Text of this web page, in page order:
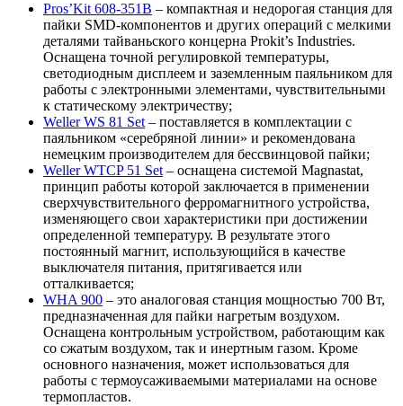
Pros’Kit 608-351B – компактная и недорогая станция для
пайки SMD-компонентов и других операций с мелкими
деталями тайваньского концерна Prokit’s Industries.
Оснащена точной регулировкой температуры,
светодиодным дисплеем и заземленным паяльником для
работы с электронными элементами, чувствительными
к статическому электричеству;
Weller WS 81 Set – поставляется в комплектации с
паяльником «серебряной линии» и рекомендована
немецким производителем для бессвинцовой пайки;
Weller WTCP 51 Set – оснащена системой Magnastat,
принцип работы которой заключается в применении
сверхчувствительного ферромагнитного устройства,
изменяющего свои характеристики при достижении
определенной температуру. В результате этого
постоянный магнит, использующийся в качестве
выключателя питания, притягивается или
отталкивается;
WHA 900 – это аналоговая станция мощностью 700 Вт,
предназначенная для пайки нагретым воздухом.
Оснащена контрольным устройством, работающим как
со сжатым воздухом, так и инертным газом. Кроме
основного назначения, может использоваться для
работы с термоусаживаемыми материалами на основе
термопластов.